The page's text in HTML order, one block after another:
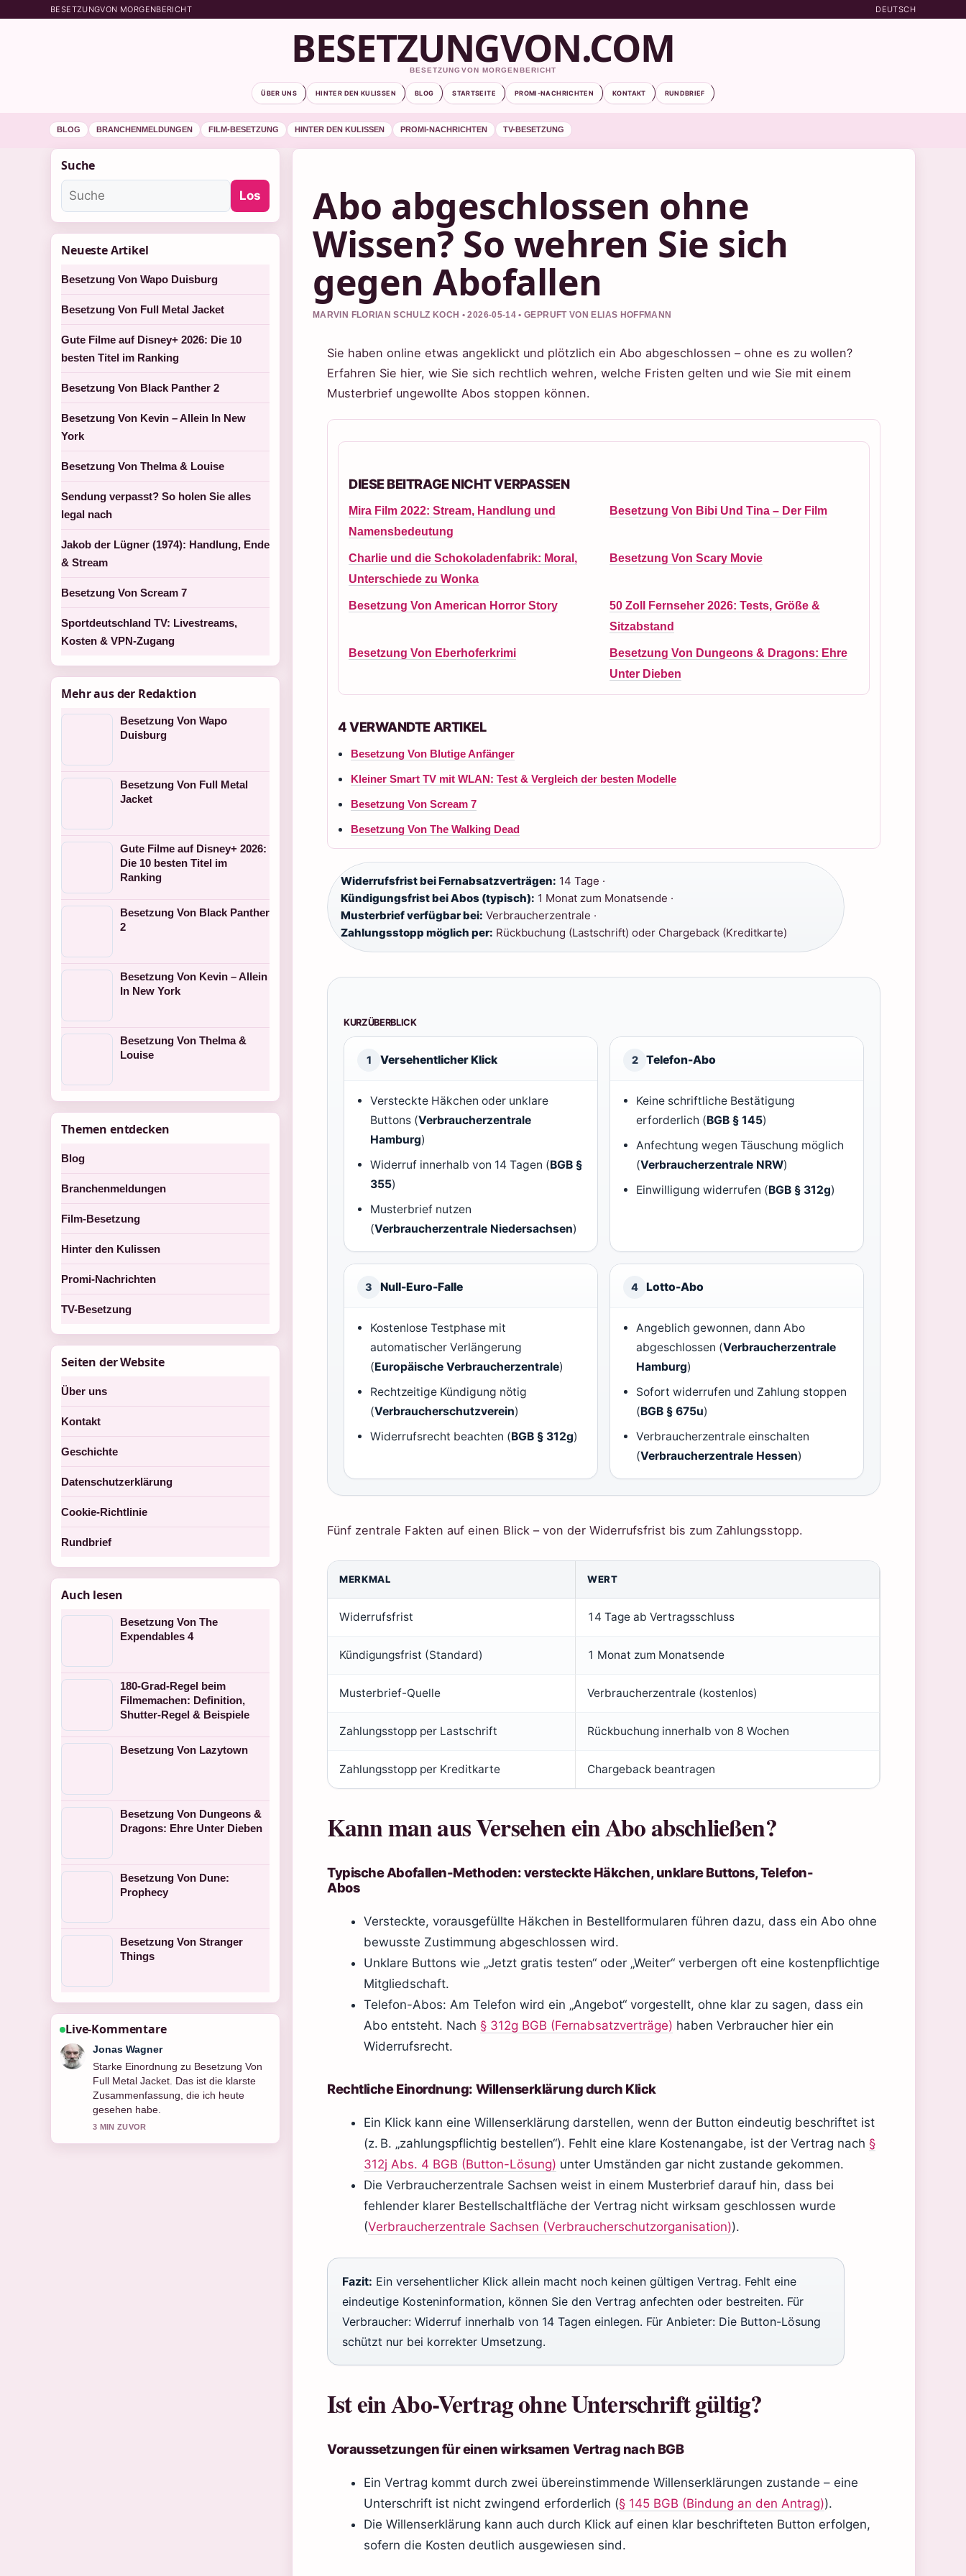
BESETZUNGVON MORGENBERICHT DEUTSCH
BESETZUNGVON.COM
BESETZUNGVON MORGENBERICHT
ÜBER UNS HINTER DEN KULISSEN BLOG STARTSEITE PROMI-NACHRICHTEN KONTAKT RUNDBRIEF
BLOG BRANCHENMELDUNGEN FILM-BESETZUNG HINTER DEN KULISSEN PROMI-NACHRICHTEN TV-BESETZUNG
Abo abgeschlossen ohne
Wissen? So wehren Sie sich
gegen Abofallen
MARVIN FLORIAN SCHULZ KOCH • 2026-05-14 • GEPRUFT VON ELIAS HOFFMANN
Sie haben online etwas angeklickt und plötzlich ein Abo abgeschlossen – ohne es zu wollen?
Erfahren Sie hier, wie Sie sich rechtlich wehren, welche Fristen gelten und wie Sie mit einem
Musterbrief ungewollte Abos stoppen können.
DIESE BEITRAGE NICHT VERPASSEN
Mira Film 2022: Stream, Handlung und
Namensbedeutung
Besetzung Von Bibi Und Tina – Der Film
Charlie und die Schokoladenfabrik: Moral,
Unterschiede zu Wonka
Besetzung Von Scary Movie
Besetzung Von American Horror Story
50 Zoll Fernseher 2026: Tests, Größe &
Sitzabstand
Besetzung Von Eberhoferkrimi
Besetzung Von Dungeons & Dragons: Ehre
Unter Dieben
4 VERWANDTE ARTIKEL
Besetzung Von Blutige Anfänger
Kleiner Smart TV mit WLAN: Test & Vergleich der besten Modelle
Besetzung Von Scream 7
Besetzung Von The Walking Dead
Widerrufsfrist bei Fernabsatzverträgen: 14 Tage ·
Kündigungsfrist bei Abos (typisch): 1 Monat zum Monatsende ·
Musterbrief verfügbar bei: Verbraucherzentrale ·
Zahlungsstopp möglich per: Rückbuchung (Lastschrift) oder Chargeback (Kreditkarte)
KURZÜBERBLICK
1 Versehentlicher Klick
Versteckte Häkchen oder unklare
Buttons (Verbraucherzentrale
Hamburg)
Widerruf innerhalb von 14 Tagen (BGB §
355)
Musterbrief nutzen
(Verbraucherzentrale Niedersachsen)
2 Telefon-Abo
Keine schriftliche Bestätigung
erforderlich (BGB § 145)
Anfechtung wegen Täuschung möglich
(Verbraucherzentrale NRW)
Einwilligung widerrufen (BGB § 312g)
3 Null-Euro-Falle
Kostenlose Testphase mit
automatischer Verlängerung
(Europäische Verbraucherzentrale)
Rechtzeitige Kündigung nötig
(Verbraucherschutzverein)
Widerrufsrecht beachten (BGB § 312g)
4 Lotto-Abo
Angeblich gewonnen, dann Abo
abgeschlossen (Verbraucherzentrale
Hamburg)
Sofort widerrufen und Zahlung stoppen
(BGB § 675u)
Verbraucherzentrale einschalten
(Verbraucherzentrale Hessen)
Fünf zentrale Fakten auf einen Blick – von der Widerrufsfrist bis zum Zahlungsstopp.
MERKMAL WERT
Widerrufsfrist 14 Tage ab Vertragsschluss
Kündigungsfrist (Standard) 1 Monat zum Monatsende
Musterbrief-Quelle Verbraucherzentrale (kostenlos)
Zahlungsstopp per Lastschrift Rückbuchung innerhalb von 8 Wochen
Zahlungsstopp per Kreditkarte Chargeback beantragen
Kann man aus Versehen ein Abo abschließen?
Typische Abofallen-Methoden: versteckte Häkchen, unklare Buttons, Telefon-
Abos
Versteckte, vorausgefüllte Häkchen in Bestellformularen führen dazu, dass ein Abo ohne
bewusste Zustimmung abgeschlossen wird.
Unklare Buttons wie „Jetzt gratis testen“ oder „Weiter“ verbergen oft eine kostenpflichtige
Mitgliedschaft.
Telefon-Abos: Am Telefon wird ein „Angebot“ vorgestellt, ohne klar zu sagen, dass ein
Abo entsteht. Nach § 312g BGB (Fernabsatzverträge) haben Verbraucher hier ein
Widerrufsrecht.
Rechtliche Einordnung: Willenserklärung durch Klick
Ein Klick kann eine Willenserklärung darstellen, wenn der Button eindeutig beschriftet ist
(z. B. „zahlungspflichtig bestellen“). Fehlt eine klare Kostenangabe, ist der Vertrag nach §
312j Abs. 4 BGB (Button-Lösung) unter Umständen gar nicht zustande gekommen.
Die Verbraucherzentrale Sachsen weist in einem Musterbrief darauf hin, dass bei
fehlender klarer Bestellschaltfläche der Vertrag nicht wirksam geschlossen wurde
(Verbraucherzentrale Sachsen (Verbraucherschutzorganisation)).
Fazit: Ein versehentlicher Klick allein macht noch keinen gültigen Vertrag. Fehlt eine
eindeutige Kosteninformation, können Sie den Vertrag anfechten oder bestreiten. Für
Verbraucher: Widerruf innerhalb von 14 Tagen einlegen. Für Anbieter: Die Button-Lösung
schützt nur bei korrekter Umsetzung.
Ist ein Abo-Vertrag ohne Unterschrift gültig?
Voraussetzungen für einen wirksamen Vertrag nach BGB
Ein Vertrag kommt durch zwei übereinstimmende Willenserklärungen zustande – eine
Unterschrift ist nicht zwingend erforderlich (§ 145 BGB (Bindung an den Antrag)).
Die Willenserklärung kann auch durch Klick auf einen klar beschrifteten Button erfolgen,
sofern die Kosten deutlich ausgewiesen sind.
Suche
Los
Neueste Artikel
Besetzung Von Wapo Duisburg
Besetzung Von Full Metal Jacket
Gute Filme auf Disney+ 2026: Die 10
besten Titel im Ranking
Besetzung Von Black Panther 2
Besetzung Von Kevin – Allein In New
York
Besetzung Von Thelma & Louise
Sendung verpasst? So holen Sie alles
legal nach
Jakob der Lügner (1974): Handlung, Ende
& Stream
Besetzung Von Scream 7
Sportdeutschland TV: Livestreams,
Kosten & VPN-Zugang
Mehr aus der Redaktion
Besetzung Von Wapo
Duisburg
Besetzung Von Full Metal
Jacket
Gute Filme auf Disney+ 2026:
Die 10 besten Titel im
Ranking
Besetzung Von Black Panther
2
Besetzung Von Kevin – Allein
In New York
Besetzung Von Thelma &
Louise
Themen entdecken
Blog
Branchenmeldungen
Film-Besetzung
Hinter den Kulissen
Promi-Nachrichten
TV-Besetzung
Seiten der Website
Über uns
Kontakt
Geschichte
Datenschutzerklärung
Cookie-Richtlinie
Rundbrief
Auch lesen
Besetzung Von The
Expendables 4
180-Grad-Regel beim
Filmemachen: Definition,
Shutter-Regel & Beispiele
Besetzung Von Lazytown
Besetzung Von Dungeons &
Dragons: Ehre Unter Dieben
Besetzung Von Dune:
Prophecy
Besetzung Von Stranger
Things
Live-Kommentare
Lena Schmidt
Verfolge Gute Filme auf Disney+ 2026:
Die 10... genau – schaetze den
ausgewogenen Ton hier.
5 MIN ZUVOR